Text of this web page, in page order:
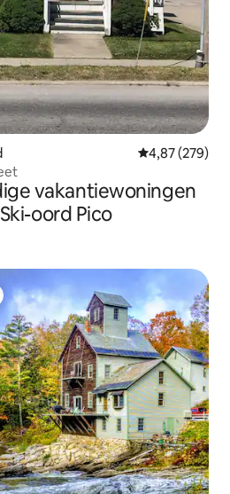
Gemiddelde
4,87 (279)
vakantiewoningen
oord Pico